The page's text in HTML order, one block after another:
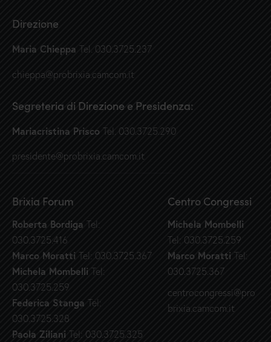
Direzione
Maria Chieppa Tel. 030.3725.237
chieppa@probrixia.camcom.it
Segreteria di Direzione e Presidenza:
Mariacristina Prisco Tel. 030.3725.290
presidente@probrixia.camcom.it
Brixia Forum
Roberta Bordiga Tel:
030.3725.416
Marco Moratti Tel: 030.3725.367
Michela Mombelli Tel:
030.3725.259
Federica Stanga Tel:
030.3725.328
Paola Ziliani Tel: 030.3725.325
Centro Congressi
Michela Mombelli
Tel: 030.3725.259
Marco Moratti Tel:
030.3725.367
centrocongressi@pro
brixia.camcom.it